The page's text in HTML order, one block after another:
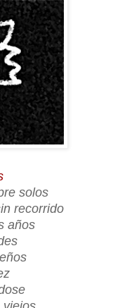
solos
recorrido
años